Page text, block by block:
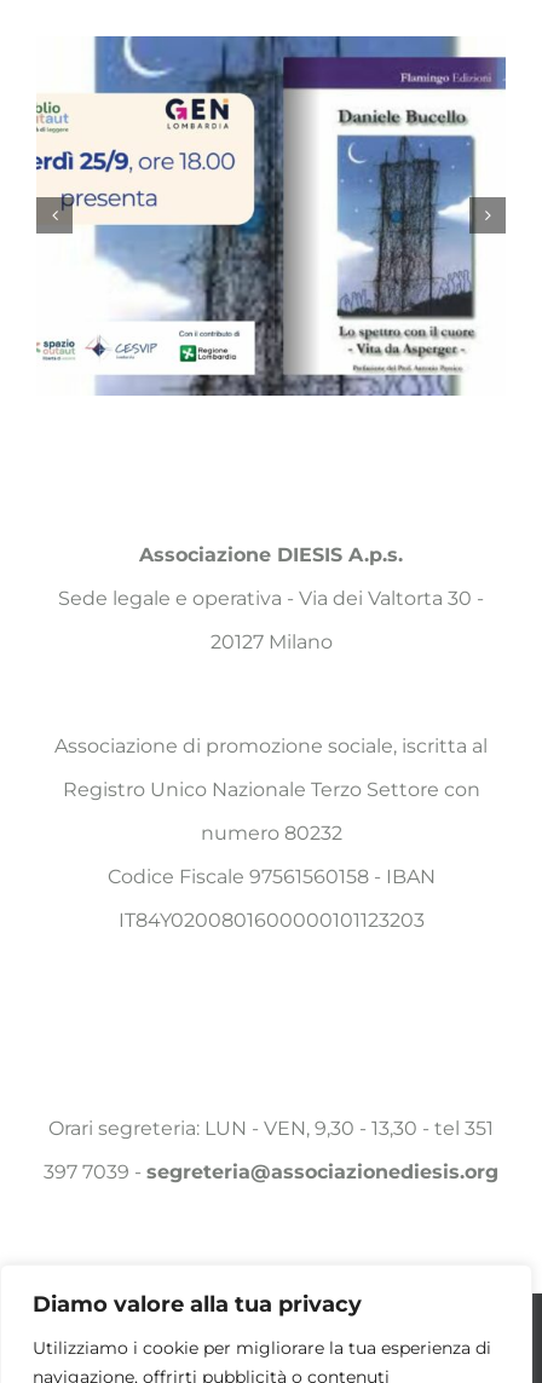
Diamo valore alla tua privacy
Utilizziamo i cookie per migliorare la tua esperienza di
navigazione, offrirti pubblicità o contenuti
Associazione DIESIS A.p.s.
Sede legale e operativa - Via dei Valtorta 30 -
20127 Milano
Associazione di promozione sociale, iscritta al
Registro Unico Nazionale Terzo Settore con
numero 80232
Codice Fiscale 97561560158 - IBAN
IT84Y0200801600000101123203
Orari segreteria: LUN - VEN, 9,30 - 13,30 - tel 351
397 7039 - segreteria@associazionediesis.org
© Copyright 2025 - 2026 Associazione DIESIS a.p.s. | ALL
tu possa avere la migliore esperienza sul